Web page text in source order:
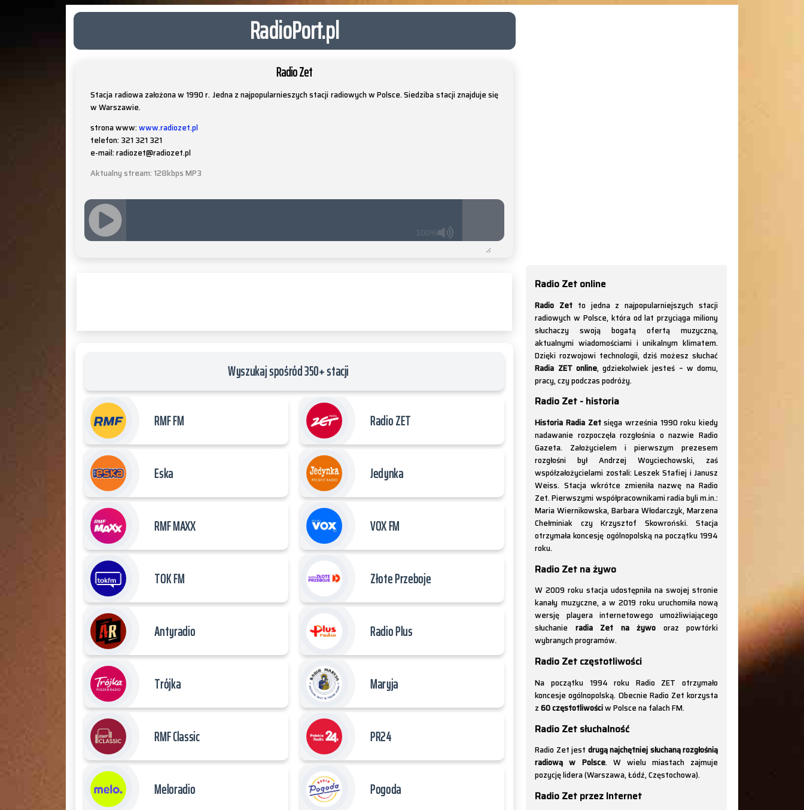
RadioPort.pl
Radio Zet
Stacja radiowa założona w 1990 r. Jedna z najpopularnieszych stacji radiowych w Polsce. Siedziba stacji znajduje się
w Warszawie.
strona www:www.radiozet.pl
telefon: 321 321 321
e-mail: radiozet@radiozet.pl
Aktualny stream: 128kbps MP3
100%
Webdesign
Dexheim
and
FULL
SERVICE
ONLINE
AGENTUR
MAINZ
Wyszukaj spośród 350+ stacji
RMF FM Radio ZET
Eska Jedynka
RMF MAXX VOX FM
TOK FM Złote Przeboje
Antyradio Radio Plus
Trójka Maryja
RMF Classic PR24
Meloradio Pogoda
Radio Zet online
Radio Zet to jedna z najpopularniejszych stacji
radiowych w Polsce, która od lat przyciąga miliony
słuchaczy swoją bogatą ofertą muzyczną,
aktualnymi wiadomościami i unikalnym klimatem.
Dzięki rozwojowi technologii, dziś możesz słuchać
Radia ZET online, gdziekolwiek jesteś – w domu,
pracy, czy podczas podróży.
Radio Zet - historia
Historia Radia Zetsięga września 1990 roku kiedy
nadawanie rozpoczęła rozgłośnia o nazwie Radio
Gazeta. Założycielem i pierwszym prezesem
rozgłośni był Andrzej Woyciechowski, zaś
współzałożycielami zostali: Leszek Stafiej i Janusz
Weiss. Stacja wkrótce zmieniła nazwę na Radio
Zet. Pierwszymi współpracownikami radia byli m.in.:
Maria Wiernikowska, Barbara Włodarczyk, Marzena
Chełminiak czy Krzysztof Skowroński. Stacja
otrzymała koncesję ogólnopolską na początku 1994
roku.
Radio Zet na żywo
W 2009 roku stacja udostępniła na swojej stronie
kanały muzyczne, a w 2019 roku uruchomiła nową
wersję playera internetowego umożliwiającego
słuchanie radia Zet na żywo oraz powtórki
wybranych programów.
Radio Zet częstotliwości
Na początku 1994 roku Radio ZET otrzymało
koncesje ogólnopolską. Obecnie Radio Zet korzysta
z60 częstotliwościw Polsce na falach FM.
Radio Zet słuchalność
Radio Zet jest drugą najchętniej słuchaną rozgłośnią
radiową w Polsce. W wielu miastach zajmuje
pozycję lidera (Warszawa, Łódź, Częstochowa).
Radio Zet przez Internet